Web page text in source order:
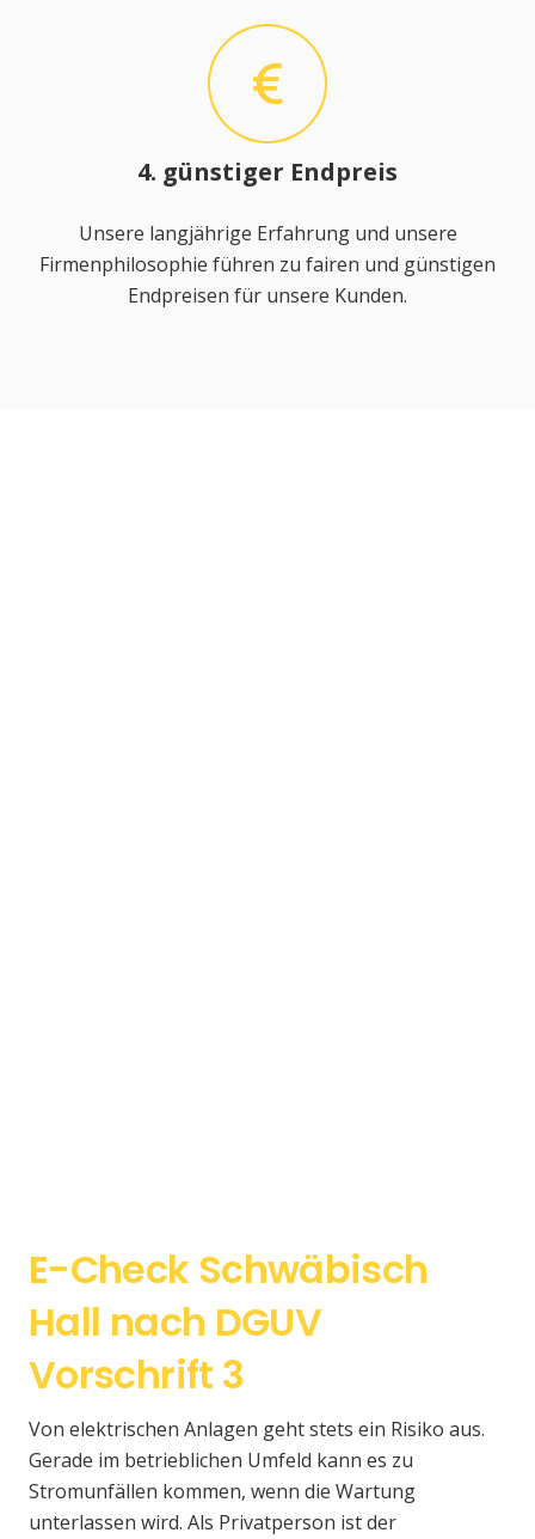
4. günstiger Endpreis
Unsere langjährige Erfahrung und unsere
Firmenphilosophie führen zu fairen und günstigen
Endpreisen für unsere Kunden.
E-Check Schwäbisch
Hall nach DGUV
Vorschrift 3
Von elektrischen Anlagen geht stets ein Risiko aus.
Gerade im betrieblichen Umfeld kann es zu
Stromunfällen kommen, wenn die Wartung
unterlassen wird. Als Privatperson ist der